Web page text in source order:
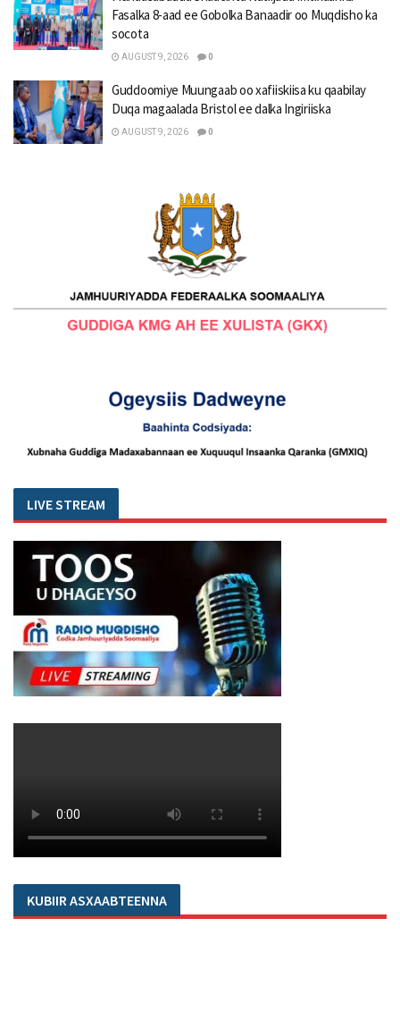
Fasalka 8-aad ee Gobolka Banaadir oo Muqdisho ka
socota
AUGUST 9, 2026 0
Guddoomiye Muungaab oo xafiiskiisa ku qaabilay
Duqa magaalada Bristol ee dalka Ingiriiska
AUGUST 9, 2026 0
LIVE STREAM
KUBIIR ASXAABTEENNA